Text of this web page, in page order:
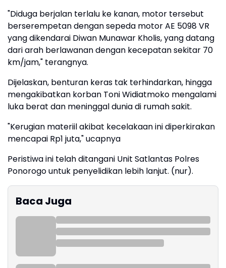
"Diduga berjalan terlalu ke kanan, motor tersebut
berserempetan dengan sepeda motor AE 5098 VR
yang dikendarai Diwan Munawar Kholis, yang datang
dari arah berlawanan dengan kecepatan sekitar 70
km/jam," terangnya.
Dijelaskan, benturan keras tak terhindarkan, hingga
mengakibatkan korban Toni Widiatmoko mengalami
luka berat dan meninggal dunia di rumah sakit.
"Kerugian materiil akibat kecelakaan ini diperkirakan
mencapai Rp1 juta," ucapnya
Peristiwa ini telah ditangani Unit Satlantas Polres
Ponorogo untuk penyelidikan lebih lanjut. (nur).
Baca Juga